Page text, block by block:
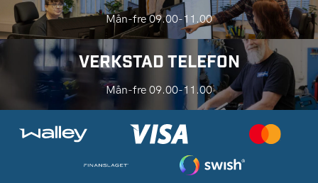
Mån-fre 09.00-11.00
VERKSTAD TELEFON
Mån-fre 09.00-11.00